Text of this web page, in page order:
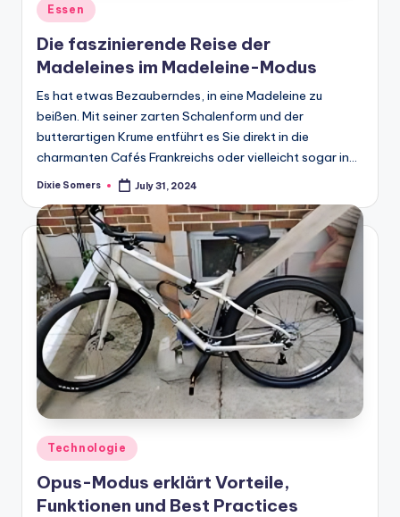
Posted
in
Essen
Die faszinierende Reise der
Madeleines im Madeleine-Modus
Es hat etwas Bezauberndes, in eine Madeleine zu
beißen. Mit seiner zarten Schalenform und der
butterartigen Krume entführt es Sie direkt in die
charmanten Cafés Frankreichs oder vielleicht sogar in…
Posted
Dixie Somers July 31, 2024
Posted
in
Technologie
Opus-Modus erklärt Vorteile,
Funktionen und Best Practices